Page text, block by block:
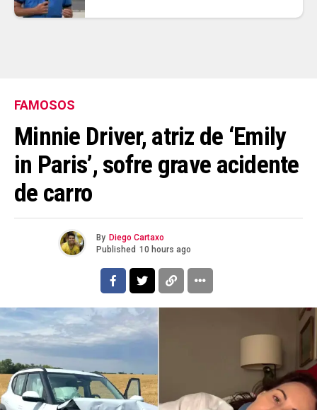
FAMOSOS
Minnie Driver, atriz de ‘Emily
in Paris’, sofre grave acidente
de carro
By Diego Cartaxo
Published 10 hours ago